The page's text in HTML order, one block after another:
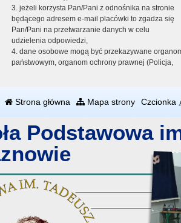
3. jeżeli korzysta Pan/Pani z odnośnika na stronie
będącego adresem e-mail placówki to zgadza się
Pan/Pani na przetwarzanie danych w celu
udzielenia odpowiedzi,
4. dane osobowe mogą być przekazywane
państwowym, organom ochrony prawnej (Policja,
Strona główna Mapa strony Czcionka
Podstawowa